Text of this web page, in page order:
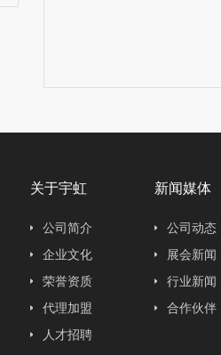
关于宇虹
公司简介
企业文化
荣誉资质
代理加盟
人才招聘
新闻媒体
公司动态
展会新闻
行业新闻
合作伙伴